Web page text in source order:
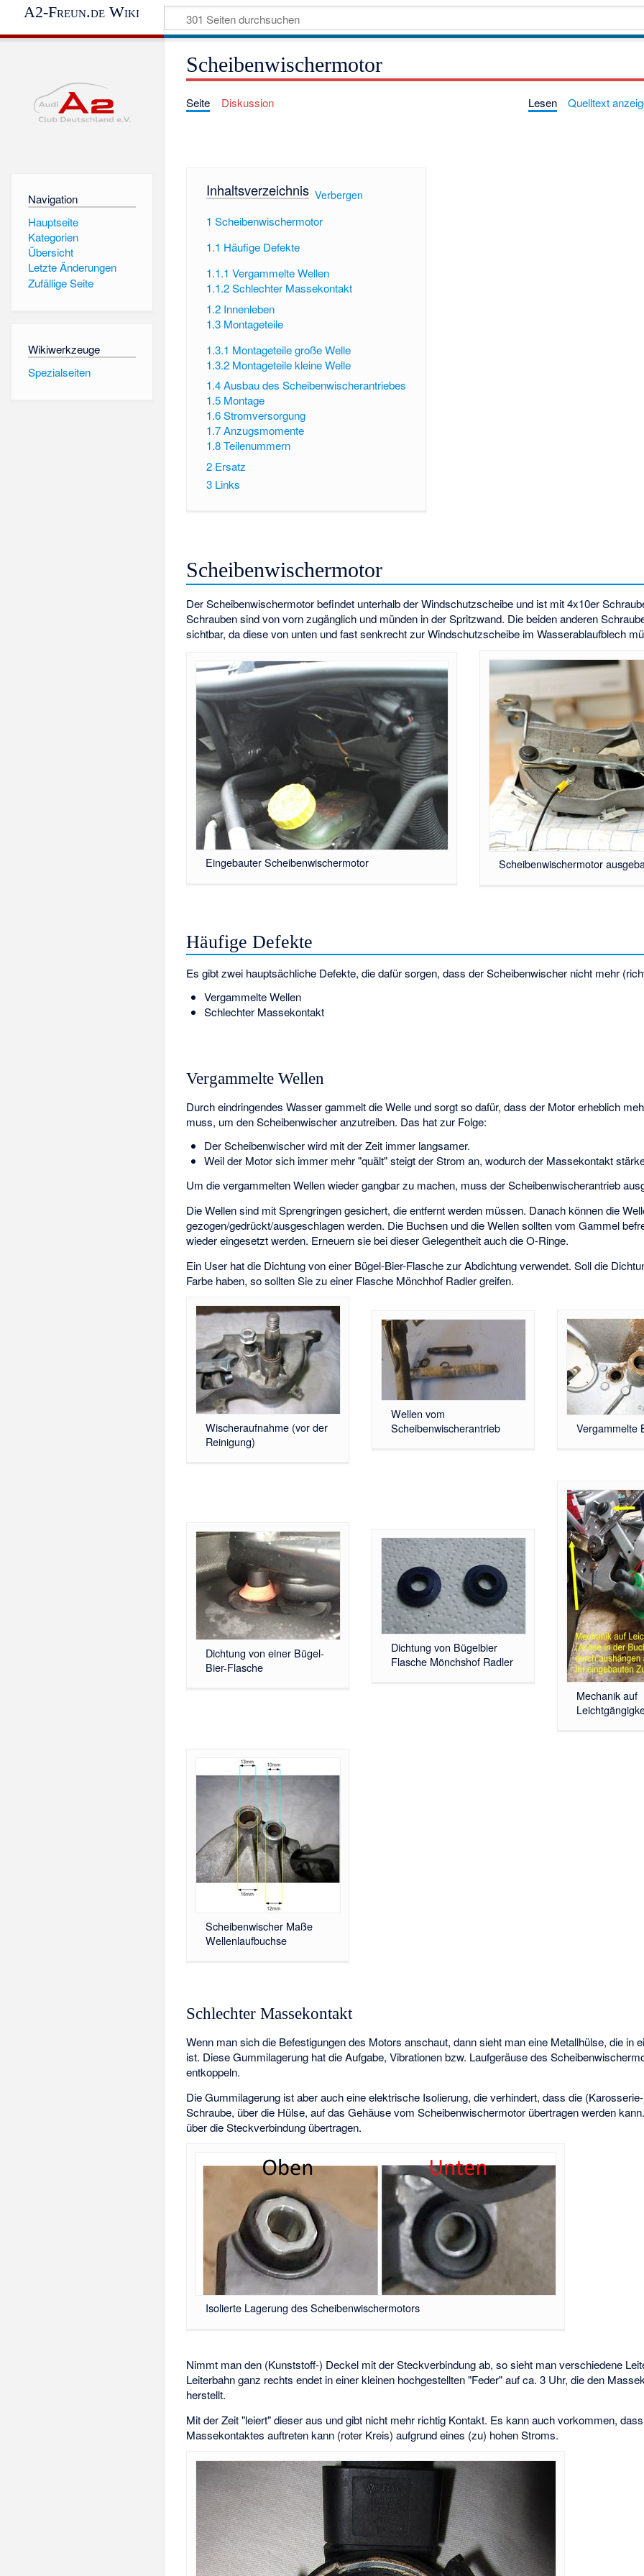
A2-Freun.de Wiki
Navigation
Hauptseite
Kategorien
Übersicht
Letzte Änderungen
Zufällige Seite
Wikiwerkzeuge
Spezialseiten
Scheibenwischermotor
Seite Diskussion Lesen Quelltext
Inhaltsverzeichnis[ Verbergen
1 Scheibenwischermotor
1.1 Häufige Defekte
1.1.1 Vergammelte Wellen
1.1.2Schlechter Massekontakt
1.2 Innenleben
1.3 Montageteile
1.3.1 Montageteile große Welle
1.3.2 Montageteile kleine Welle
1.4Ausbau des Scheibenwischerantriebes
1.5 Montage
1.6Stromversorgung
1.7Anzugsmomente
1.8Teilenummern
2 Ersatz
3 Links
Scheibenwischermotor
Der Scheibenwischermotor befindet unterhalb der Windschutzscheibe und ist mit 4x10er
Schrauben sind von vorn zugänglich und münden in der Spritzwand. Die beiden anderen
sichtbar, da diese von unten und fast senkrecht zur Windschutzscheibe im Wasserablaufblech
Eingebauter Scheibenwischermotor Scheibenwischermotor
Häufige Defekte
Es gibt zwei hauptsächliche Defekte, die dafür sorgen, dass der Scheibenwischer nicht mehr
Vergammelte Wellen
Schlechter Massekontakt
Vergammelte Wellen
Durch eindringendes Wasser gammelt die Welle und sorgt so dafür, dass der Motor erheblich
muss, um den Scheibenwischer anzutreiben. Das hat zur Folge:
Der Scheibenwischer wird mit der Zeit immer langsamer.
Weil der Motor sich immer mehr "quält" steigt der Strom an, wodurch der Massekontakt
Um die vergammelten Wellen wieder gangbar zu machen, muss der Scheibenwischerantrieb
Die Wellen sind mit Sprengringen gesichert, die entfernt werden müssen. Danach können die
gezogen/gedrückt/ausgeschlagen werden. Die Buchsen und die Wellen sollten vom Gammel
wieder eingesetzt werden. Erneuern sie bei dieser Gelegentheit auch die O-Ringe.
Ein User hat die Dichtung von einer Bügel-Bier-Flasche zur Abdichtung verwendet. Soll die
Farbe haben, so sollten Sie zu einer Flasche Mönchhof Radler greifen.
Wischeraufnahme (vor der
Reinigung)
Wellen vom
Scheibenwischerantrieb
Vergammelte
Dichtung von einer Bügel-
Bier-Flasche
Dichtung von Bügelbier
Flasche Mönchshof Radler
Mechanik auf
Scheibenwischer Maße
Wellenlaufbuchse
Schlechter Massekontakt
Wenn man sich die Befestigungen des Motors anschaut, dann sieht man eine Metallhülse, die in
ist. Diese Gummilagerung hat die Aufgabe, Vibrationen bzw. Laufgeräuse des
entkoppeln.
Die Gummilagerung ist aber auch eine elektrische Isolierung, die verhindert, dass die
Schraube, über die Hülse, auf das Gehäuse vom Scheibenwischermotor übertragen werden
über die Steckverbindung übertragen.
Isolierte Lagerung des Scheibenwischermotors
Nimmt man den (Kunststoff-) Deckel mit der Steckverbindung ab, so sieht man verschiedene
Leiterbahn ganz rechts endet in einer kleinen hochgestellten "Feder" auf ca. 3 Uhr, die den
herstellt.
Mit der Zeit "leiert" dieser aus und gibt nicht mehr richtig Kontakt. Es kann auch vorkommen,
Massekontaktes auftreten kann (roter Kreis) aufgrund eines (zu) hohen Stroms.